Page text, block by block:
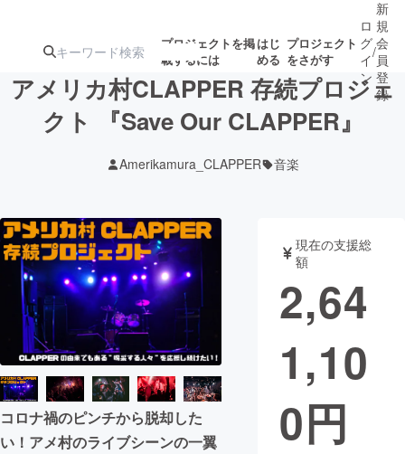
プロジェクトを掲
載するには
はじ
める
プロジェクト
をさがす
ターン
ジェクト
募集終了が近いプ
ロジェクト
アート・写真 音楽
テクノロジー・ガジェット ゲーム・サ
映像・映画
ビジネス・起業
まちづくり・地域活性化
ロ
グ
イ
ン
/
新
規
会
員
登
録
アメリカ村CLAPPER 存続プロジェ
クト 『Save Our CLAPPER』
Amerikamura_CLAPPER 音楽
コロナ禍のピンチから脱却した
い！アメ村のライブシーンの一翼
現在の支援総
額
2,64
1,10
0円